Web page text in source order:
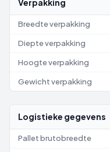
Verpakking
Breedte verpakking
Diepte verpakking
Hoogte verpakking
Gewicht verpakking
Logistieke gegevens
Pallet brutobreedte